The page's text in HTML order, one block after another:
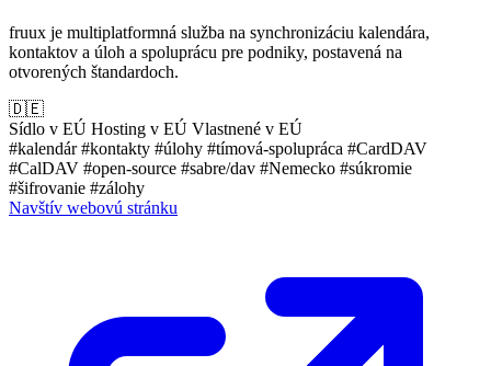
fruux je multiplatformná služba na synchronizáciu kalendára,
kontaktov a úloh a spoluprácu pre podniky, postavená na
otvorených štandardoch.
🇩🇪
Sídlo v EÚ Hosting v EÚ Vlastnené v EÚ
#kalendár#kontakty #úlohy #tímová-spolupráca #CardDAV
#CalDAV #open-source #sabre/dav #Nemecko #súkromie
#šifrovanie #zálohy
Navštív webovú stránku